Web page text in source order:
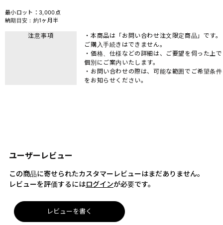
最小ロット：3,000点
納期目安：約1ヶ月半
注意事項
・本商品は「お問い合わせ注文限定商品」です。
ご購入手続きはできません。
・価格、仕様などの詳細は、ご要望を伺った上で
個別にご案内いたします。
・お問い合わせの際は、可能な範囲でご希望条件
をお知らせください。
ユーザーレビュー
この商品に寄せられたカスタマーレビューはまだありません。
レビューを評価するにはログインが必要です。
レビューを書く